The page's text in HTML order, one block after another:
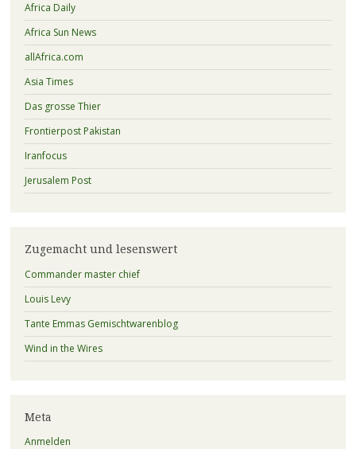
Africa Daily
Africa Sun News
allAfrica.com
Asia Times
Das grosse Thier
Frontierpost Pakistan
Iranfocus
Jerusalem Post
Zugemacht und lesenswert
Commander master chief
Louis Levy
Tante Emmas Gemischtwarenblog
Wind in the Wires
Meta
Anmelden